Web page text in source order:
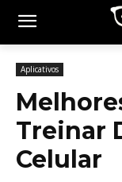
Aplicativos
Treinar
Celular